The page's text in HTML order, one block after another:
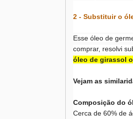
2 - Substituir o
Esse óleo de
comprar, resolvi
óleo de girassol
Vejam as
Composição do
Cerca de 60% de